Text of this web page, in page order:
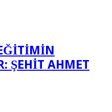
ŞEHİT AHMET